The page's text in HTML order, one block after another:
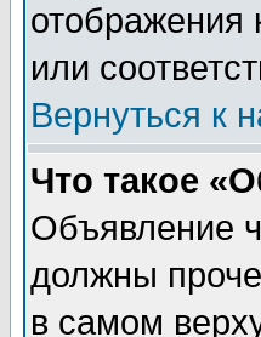
отображения
или
Вернуться к
Что такое
Объявление
должны
в самом